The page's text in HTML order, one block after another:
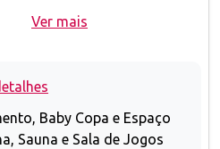
Ver mais
Baby Copa e Espaço
Sauna e Sala de Jogos